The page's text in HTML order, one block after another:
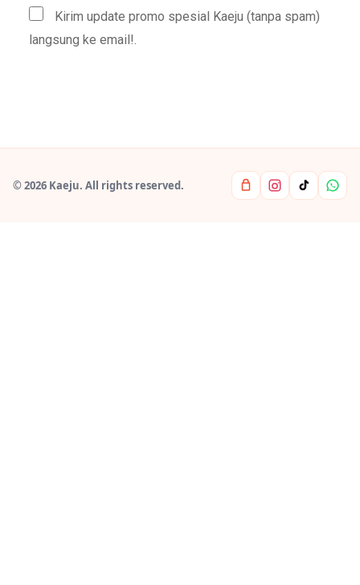
Kirim update promo spesial Kaeju (tanpa spam)
langsung ke email!.
© 2026 Kaeju. All rights reserved.